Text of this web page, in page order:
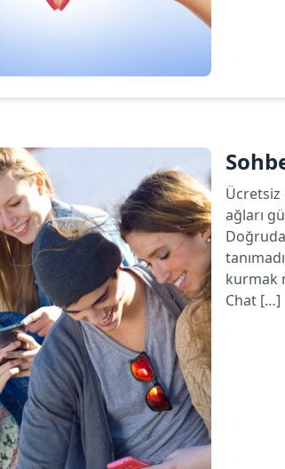
Ücretsiz
ağları
kurmak
Chat […]